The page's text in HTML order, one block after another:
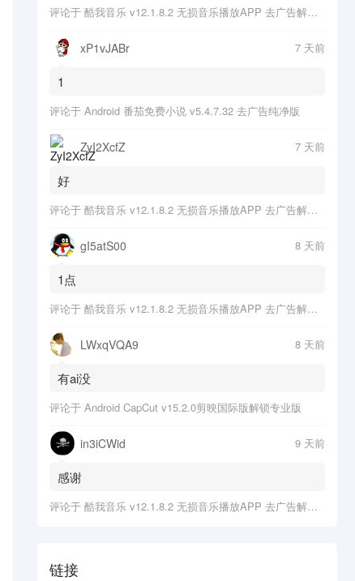
评论于 酷我音乐 v12.1.8.2 无损音乐播放APP 去广告解锁会员版
xP1vJABr 7 天前
1
评论于 Android 番茄免费小说 v5.4.7.32 去广告纯净版
ZyI2XcfZ 7 天前
好
评论于 酷我音乐 v12.1.8.2 无损音乐播放APP 去广告解锁会员版
gI5atS00 8 天前
1点
评论于 酷我音乐 v12.1.8.2 无损音乐播放APP 去广告解锁会员版
LWxqVQA9 8 天前
有ai没
评论于 Android CapCut v15.2.0剪映国际版解锁专业版
in3iCWid 9 天前
感谢
评论于 酷我音乐 v12.1.8.2 无损音乐播放APP 去广告解锁会员版
链接